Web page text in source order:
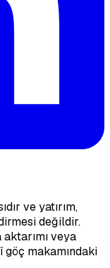
ve yatırım,
değildir.
veya
makamındaki